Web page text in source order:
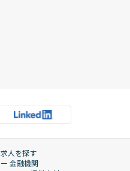
求人を探す
ー 金融機関